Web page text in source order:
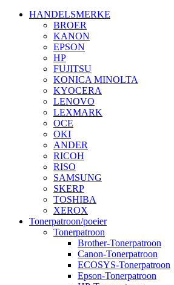
HANDELSMERKE
BROER
KANON
EPSON
HP
FUJITSU
KONICA MINOLTA
KYOCERA
LENOVO
LEXMARK
OCE
OKI
ANDER
RICOH
RISO
SAMSUNG
SKERP
TOSHIBA
XEROX
Tonerpatroon/poeier
Tonerpatroon
Brother-Tonerpatroon
Canon-Tonerpatroon
ECOSYS-Tonerpatroon
Epson-Tonerpatroon